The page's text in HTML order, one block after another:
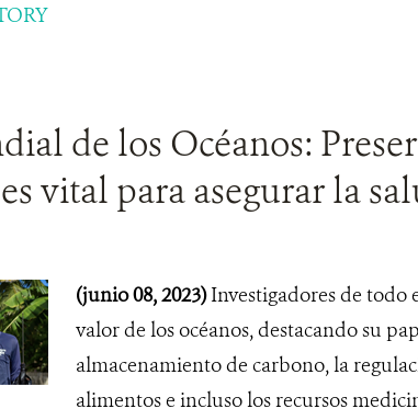
de los Océanos:
vital para asegurar la
(junio 08, 2023)Investigadores de todo
valor de los océanos, destacando su
almacenamiento de carbono, la
alimentos e incluso los recursos